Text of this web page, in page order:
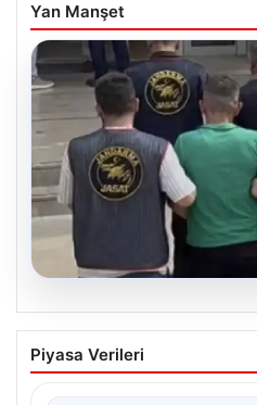
Yan Manşet
06.08.2026
Böyle hırsızlık
istasyonlarından 2
Piyasa Verileri